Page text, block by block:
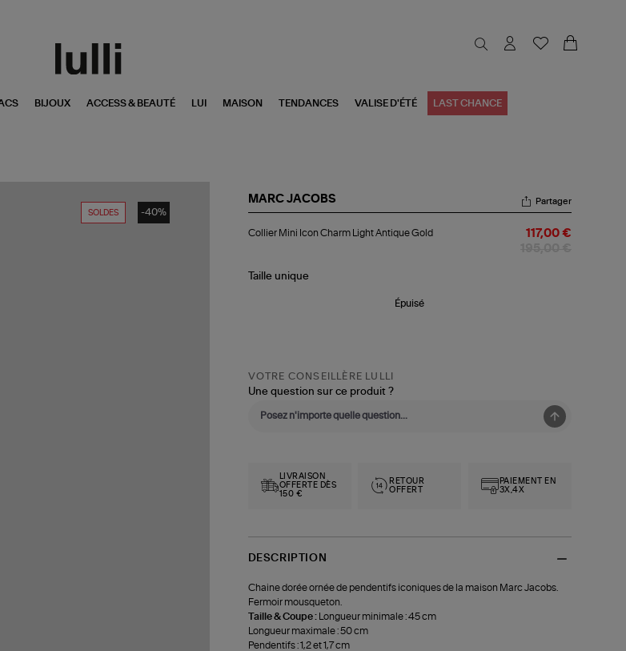
BIJOUX ACCESS & BEAUTÉ LUI MAISON TENDANCES VALISE D'ÉTÉ LAST CHANCE
SOLDES -40%
MARC JACOBS
Mini
Light
Partager
Collier Mini Icon Charm Light Antique Gold 117,00 €
Taille unique
Épuisé
VOTRE CONSEILLÈRE LULLI
Une question sur ce produit ?
LIVRAISON
OFFERTE DÈS
150 €
RETOUR
OFFERT
PAIEMENT EN
3X,4X
DESCRIPTION
Chaine dorée ornée de pendentifs iconiques de la maison Marc Jacobs.
Fermoir mousqueton.
Taille & Coupe :
Longueur minimale : 45 cm
Longueur maximale : 50 cm
Pendentifs : 1,2 et 1,7 cm